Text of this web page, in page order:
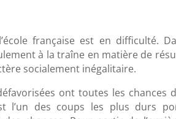
française est en difficulté.
à la traîne en matière de
socialement inégalitaire.
ont toutes les chances
l’un des coups les plus durs